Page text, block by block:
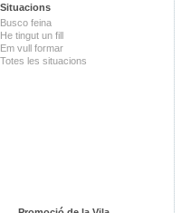
Situacions
Busco feina
He tingut un fill
Em vull formar
Totes les situacions